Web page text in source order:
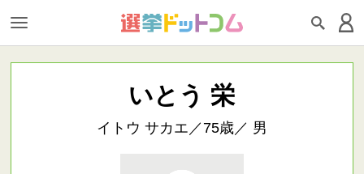
いとう 栄
イトウ サカエ／75歳／ 男